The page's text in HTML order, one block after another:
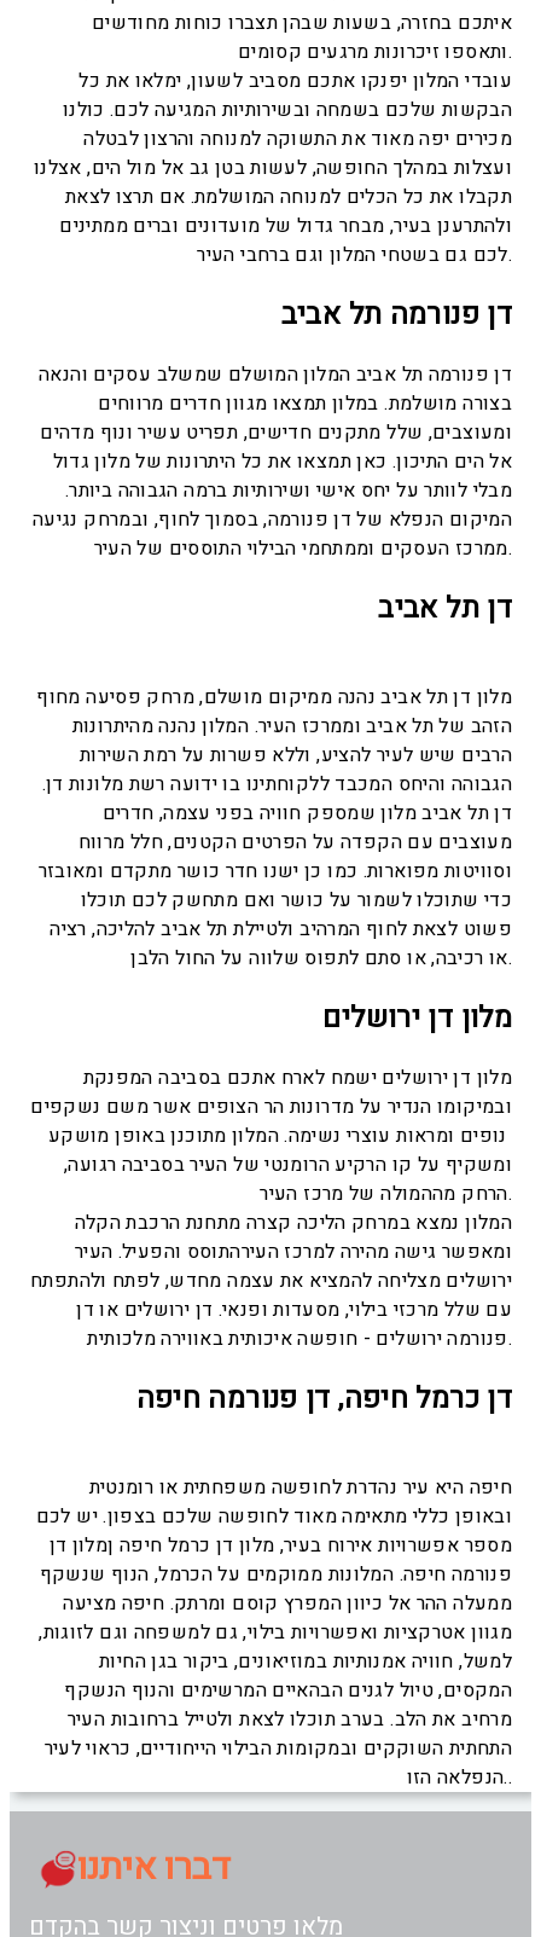
איתכם בחזרה, בשעות שבהן תצברו כוחות מחודשים
ותאספו זיכרונות מרגעים קסומים.
עובדי המלון יפנקו אתכם מסביב לשעון, ימלאו את כל
הבקשות שלכם בשמחה ובשירותיות המגיעה לכם. כולנו
מכירים יפה מאוד את התשוקה למנוחה והרצון לבטלה
ועצלות במהלך החופשה, לעשות בטן גב אל מול הים, אצלנו
תקבלו את כל הכלים למנוחה המושלמת. אם תרצו לצאת
ולהתרענן בעיר, מבחר גדול של מועדונים וברים ממתינים
לכם גם בשטחי המלון וגם ברחבי העיר.
דן פנורמה תל אביב
דן פנורמה תל אביב המלון המושלם שמשלב עסקים והנאה
בצורה מושלמת. במלון תמצאו מגוון חדרים מרווחים
ומעוצבים, שלל מתקנים חדישים, תפריט עשיר ונוף מדהים
אל הים התיכון. כאן תמצאו את כל היתרונות של מלון גדול
מבלי לוותר על יחס אישי ושירותיות ברמה הגבוהה ביותר.
המיקום הנפלא של דן פנורמה, בסמוך לחוף, ובמרחק נגיעה
ממרכז העסקים וממתחמי הבילוי התוססים של העיר.
דן תל אביב
מלון דן תל אביב נהנה ממיקום מושלם, מרחק פסיעה מחוף
הזהב של תל אביב וממרכז העיר. המלון נהנה מהיתרונות
הרבים שיש לעיר להציע, וללא פשרות על רמת השירות
הגבוהה והיחס המכבד ללקוחתינו בו ידועה רשת מלונות דן.
דן תל אביב מלון שמספק חוויה בפני עצמה, חדרים
מעוצבים עם הקפדה על הפרטים הקטנים, חלל מרווח
וסוויטות מפוארות. כמו כן ישנו חדר כושר מתקדם ומאובזר
כדי שתוכלו לשמור על כושר ואם מתחשק לכם תוכלו
פשוט לצאת לחוף המרהיב ולטיילת תל אביב להליכה, רציה
או רכיבה, או סתם לתפוס שלווה על החול הלבן.
מלון דן ירושלים
מלון דן ירושלים ישמח לארח אתכם בסביבה המפנקת
ובמיקומו הנדיר על מדרונות הר הצופים אשר משם נשקפים
נופים ומראות עוצרי נשימה. המלון מתוכנן באופן מושקע
ומשקיף על קו הרקיע הרומנטי של העיר בסביבה רגועה,
הרחק מההמולה של מרכז העיר.
המלון נמצא במרחק הליכה קצרה מתחנת הרכבת הקלה
ומאפשר גישה מהירה למרכז העירהתוסס והפעיל. העיר
ירושלים מצליחה להמציא את עצמה מחדש, לפתח ולהתפתח
עם שלל מרכזי בילוי, מסעדות ופנאי. דן ירושלים או דן
פנורמה ירושלים - חופשה איכותית באווירה מלכותית.
דן כרמל חיפה, דן פנורמה חיפה
חיפה היא עיר נהדרת לחופשה משפחתית או רומנטית
ובאופן כללי מתאימה מאוד לחופשה שלכם בצפון. יש לכם
מספר אפשרויות אירוח בעיר, מלון דן כרמל חיפה ןמלון דן
פנורמה חיפה. המלונות ממוקמים על הכרמל, הנוף שנשקף
ממעלה ההר אל כיוון המפרץ קוסם ומרתק. חיפה מציעה
מגוון אטרקציות ואפשרויות בילוי, גם למשפחה וגם לזוגות,
למשל, חוויה אמנותיות במוזיאונים, ביקור בגן החיות
המקסים, טיול לגנים הבהאיים המרשימים והנוף הנשקף
מרחיב את הלב. בערב תוכלו לצאת ולטייל ברחובות העיר
התחתית השוקקים ובמקומות הבילוי הייחודיים, כראוי לעיר
הנפלאה הזו..
דברו איתנו
מלאו פרטים וניצור קשר בהקדם